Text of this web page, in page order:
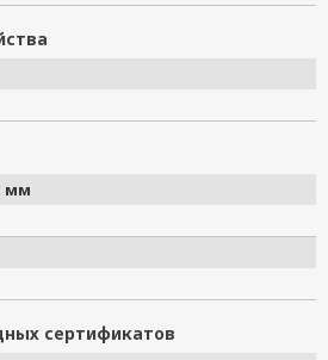
мм
сертификатов